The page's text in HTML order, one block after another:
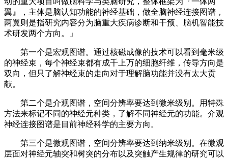
翼』，主体是脑认知功能的神经基础，做全脑神经连接图谱，
两翼则是指研究内容分为脑重大疾病诊断和干预、脑机智能技
术研发两个方向。」
第一个是宏观图谱。通过核磁成像的技术可以看到毫米级
的神经束，每个神经束都有成千上万的细胞纤维，传导方向是
双向，但只了解神经束的走向对于理解脑功能并没有太大贡
献。
第二个是介观图谱，空间分辨率要达到微米级别。用特殊
方法来标记不同的神经元种类，了解不同神经元的功能。介观
神经连接图谱是目前神经科学的主要方向。
第三个是微观图谱，空间分辨率要达到纳米级别。在微观
层面对神经元轴突和树突的分布以及突触产生规律的研究可以